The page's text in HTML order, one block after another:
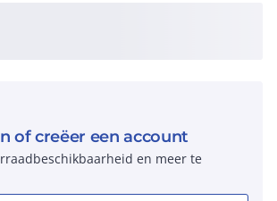
of creëer een account
en meer te